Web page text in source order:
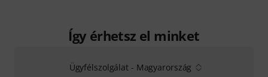
Így érhetsz el minket
Ügyfélszolgálat - Magyarország